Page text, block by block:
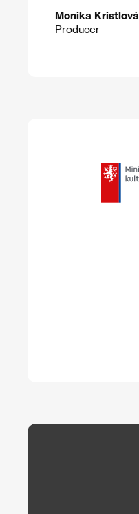
Monika Kristlová
Producer